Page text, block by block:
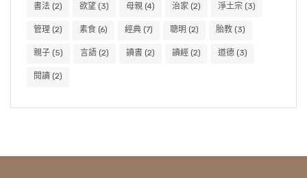
書法 (2) 欲望 (3) 母親 (4) 治家 (2) 淨土宗 (3)
管理 (2) 素食 (6) 經典 (7) 聰明 (2) 胎教 (3)
親子 (5) 言語 (2) 讀書 (2) 讀經 (2) 道德 (3)
閱讀 (2)